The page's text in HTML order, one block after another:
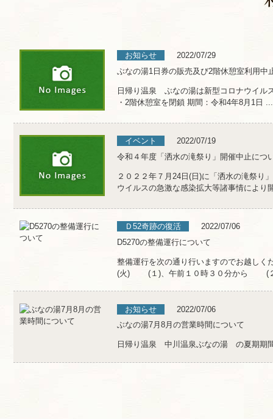
お知らせ
2022/07/29
ぶなの湯1日券の販売及び2階休憩室利用中
日帰り温泉 ぶなの湯は新型コロナウイル
・2階休憩室を閉鎖 期間：令和4年8月1日 ...
イベント
2022/07/19
令和４年度「洒水の滝祭り」開催中止につ
２０２２年７月24日(日)に「洒水の滝祭り
ウイルスの急激な感染拡大等諸事情により
Ｄ52奇跡の復活
2022/07/06
D5270の整備運行について
整備運行を次の通り行いますのでお越し
(火) (１)、午前１０時３０分から (
お知らせ
2022/07/06
ぶなの湯7月8月の営業時間について
日帰り温泉 中川温泉ぶなの湯 の夏期期